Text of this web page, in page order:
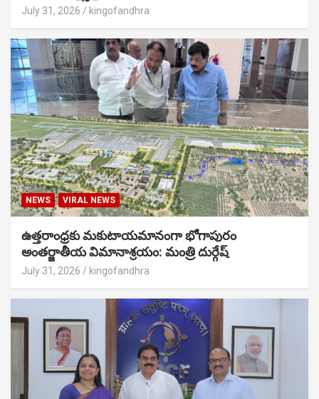
July 31, 2026 kingofandhra
NEWS VIRAL NEWS
ఉత్తరాంధ్రకు మకుటాయమానంగా భోగాపురం
అంతర్జాతీయ విమానాశ్రయం: మంత్రి దుర్గేష్
July 31, 2026 kingofandhra